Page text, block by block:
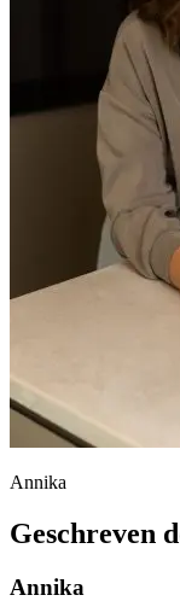
Annika
Geschreven
Annika